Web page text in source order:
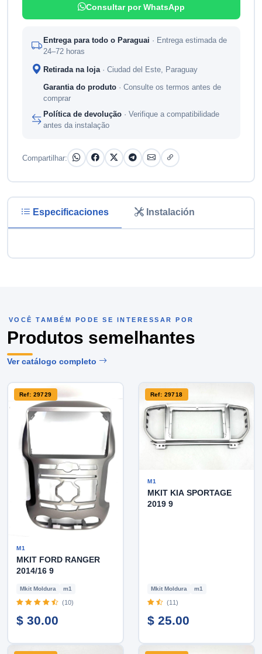
Consultar por WhatsApp
Entrega para todo o Paraguai · Entrega estimada de
24–72 horas
Retirada na loja · Ciudad del Este, Paraguay
Garantia do produto · Consulte os termos antes de
comprar
Política de devolução · Verifique a compatibilidade
antes da instalação
Compartilhar:
Especificaciones Instalación
VOCÊ TAMBÉM PODE SE INTERESSAR POR
Produtos semelhantes
Ver catálogo completo
Ref: 29729
M1
MKIT FORD RANGER
2014/16 9
Mkit Moldura m1
(10)
$ 30.00
Ref: 29718
M1
MKIT KIA SPORTAGE
2019 9
Mkit Moldura m1
(11)
$ 25.00